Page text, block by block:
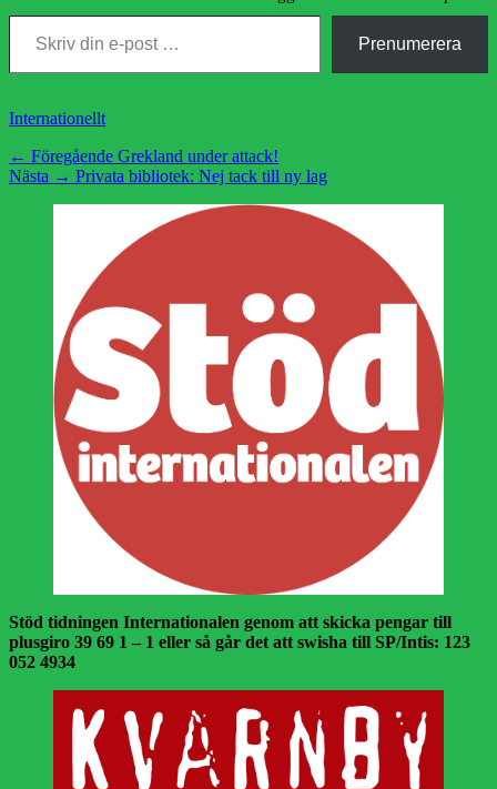
Skriv din e-post …
Prenumerera
Kategorier
Internationellt
Inläggsnavigering
← Föregående Föregående
inlägg:
Grekland under attack!
Nästa → Nästa
Privata bibliotek: Nej tack till ny lag
Stöd tidningen Internationalen genom att skicka pengar till
plusgiro 39 69 1 – 1 eller så går det att swisha till SP/Intis: 123
052 4934